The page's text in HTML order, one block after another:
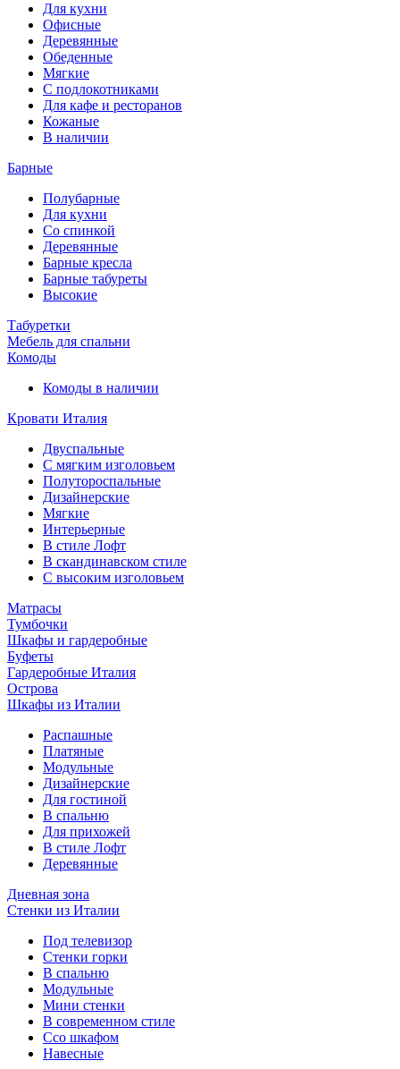
Для кухни
Офисные
Деревянные
Обеденные
Мягкие
С подлокотниками
Для кафе и ресторанов
Кожаные
В наличии
Барные
Полубарные
Для кухни
Со спинкой
Деревянные
Барные кресла
Барные табуреты
Высокие
Табуретки
Мебель для спальни
Комоды
Комоды в наличии
Кровати Италия
Двуспальные
С мягким изголовьем
Полутороспальные
Дизайнерские
Мягкие
Интерьерные
В стиле Лофт
В скандинавском стиле
С высоким изголовьем
Матрасы
Тумбочки
Шкафы и гардеробные
Буфеты
Гардеробные Италия
Острова
Шкафы из Италии
Распашные
Платяные
Модульные
Дизайнерские
Для гостиной
В спальню
Для прихожей
В стиле Лофт
Деревянные
Дневная зона
Стенки из Италии
Под телевизор
Стенки горки
В спальню
Модульные
Мини стенки
В современном стиле
Ссо шкафом
Навесные